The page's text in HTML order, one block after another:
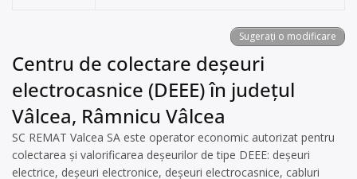
Sugerați o modificare
Centru de colectare deșeuri
electrocasnice (DEEE) în județul
Vâlcea, Râmnicu Vâlcea
SC REMAT Valcea SA este operator economic autorizat pentru
colectarea și valorificarea deșeurilor de tipe DEEE: deșeuri
electrice, deșeuri electronice, deșeuri electrocasnice, cabluri